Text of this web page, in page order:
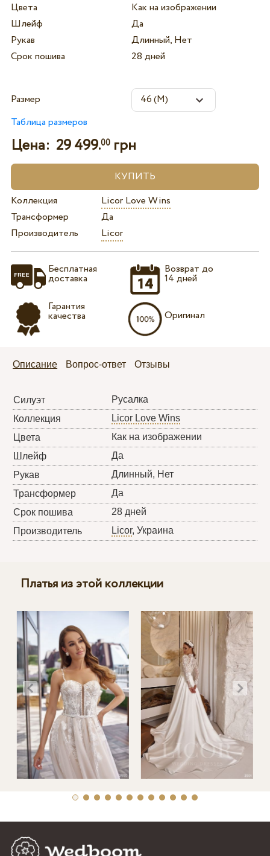
Цвета
Как на изображении
Шлейф
Да
Рукав
Длинный, Нет
Срок пошива
28 дней
Размер
Таблица размеров
Цена: 29 499.00грн
Коллекция
Licor Love Wins
Трансформер
Да
Производитель
Licor
Бесплатная
доставка
Гарантия
качества
Возврат до
14 дней
Оригинал
Описание Вопрос-ответ Отзывы
Силуэт
Русалка
Коллекция
Licor Love Wins
Цвета
Как на изображении
Шлейф
Да
Рукав
Длинный, Нет
Трансформер
Да
Срок пошива
28 дней
Производитель
Licor, Украина
Платья из этой коллекции